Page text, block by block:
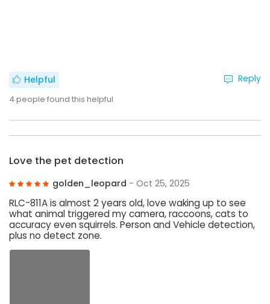
Helpful
4people found this helpful
Reply
Love the pet detection
golden_leopard - Oct 25, 2025
RLC-811A is almost 2 years old, love waking up to see
what animal triggered my camera, raccoons, cats to
accuracy even squirrels. Person and Vehicle detection,
plus no detect zone.